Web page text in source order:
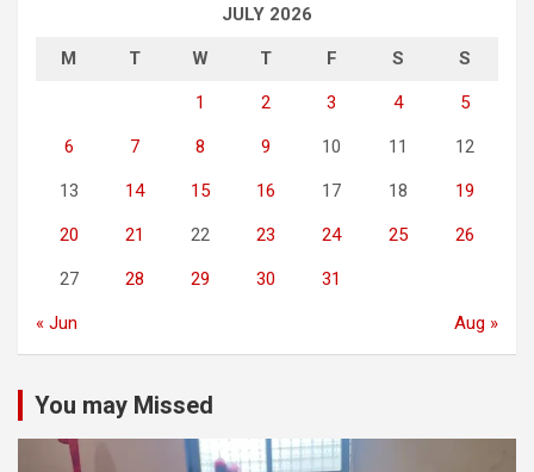
JULY 2026
M T W T F S S
1 2 3 4 5
6 7 8 9 10 11 12
13 14 15 16 17 18 19
20 21 22 23 24 25 26
27 28 29 30 31
« Jun Aug »
You may Missed